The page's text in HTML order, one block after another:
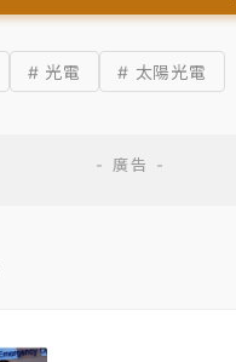
# 光電 # 太陽光電